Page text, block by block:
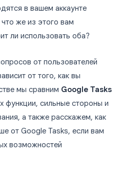
в вашем аккаунте
же из этого вам
ли использовать оба?
от пользователей
от того, как вы
мы сравним Google Tasks
функции, сильные стороны и
а также расскажем, как
от Google Tasks, если вам
возможностей